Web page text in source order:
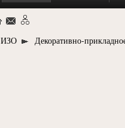
ИЗО Декоративно-